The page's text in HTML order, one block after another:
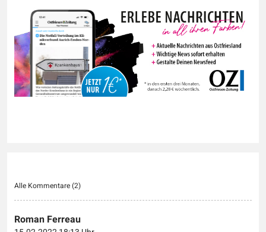
Alle Kommentare (2)
Roman Ferreau